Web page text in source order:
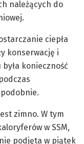
należących do
ciepła
konserwację i
konieczność
zimno. W tym
w SSM,
podjęta w piątek